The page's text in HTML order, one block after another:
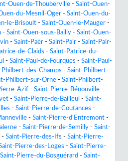
Ouen-de-Thouberville - Saint-Ouen-
du-Mesnil-Oger - Saint-Ouen-du-
le-Brisoult - Saint-Ouen-le-Mauger -
- Saint-Ouen-sous-Bailly - Saint-Ouen-
- Saint-Paër - Saint-Pair - Saint-Pair-
de-Claids - Saint-Patrice-du-
- Saint-Paul-de-Fourques - Saint-Paul-
Philbert-des-Champs - Saint-Philbert-
Philbert-sur-Orne - Saint-Philbert-
Azif - Saint-Pierre-Bénouville -
- Saint-Pierre-de-Bailleul - Saint-
- Saint-Pierre-de-Coutances -
- Saint-Pierre-d'Entremont -
- Saint-Pierre-de-Semilly - Saint-
- Saint-Pierre-des-Ifs - Saint-Pierre-
Pierre-des-Loges - Saint-Pierre-
Saint-Pierre-du-Bosguérard - Saint-